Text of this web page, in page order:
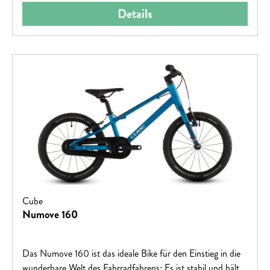
Details
Cube
Numove 160
Das Numove 160 ist das ideale Bike für den Einstieg in die